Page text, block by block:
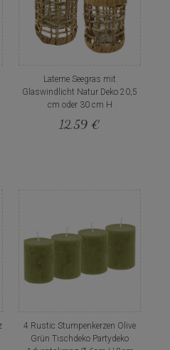
Laterne Seegras mit
Glaswindlicht Natur Deko 20,5
cm oder 30 cm H
12,59 €
4 Rustic Stumpenkerzen Olive
Grün Tischdeko Partydeko